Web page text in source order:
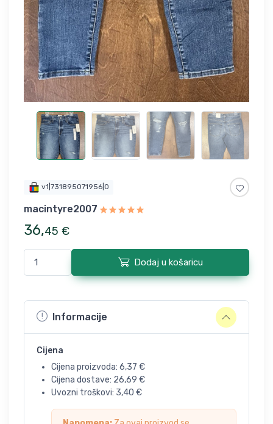
v1|731895071956|0
macintyre2007
36,45 €
Dodaj u košaricu
Informacije
Cijena
Cijena proizvoda: 6,37 €
Cijena dostave: 26,69 €
Uvozni troškovi: 3,40 €